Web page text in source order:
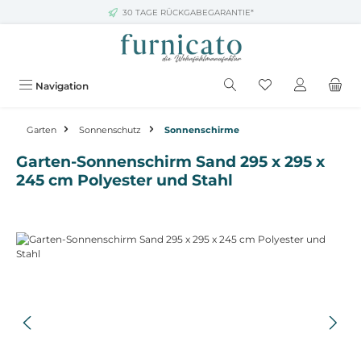
Zum Hauptinhalt springen30 TAGE RÜCKGABEGARANTIE*
Navigation
Garten Sonnenschutz Sonnenschirme
Garten-Sonnenschirm Sand 295 x 295 x
245 cm Polyester und Stahl
Bildergalerie überspringen